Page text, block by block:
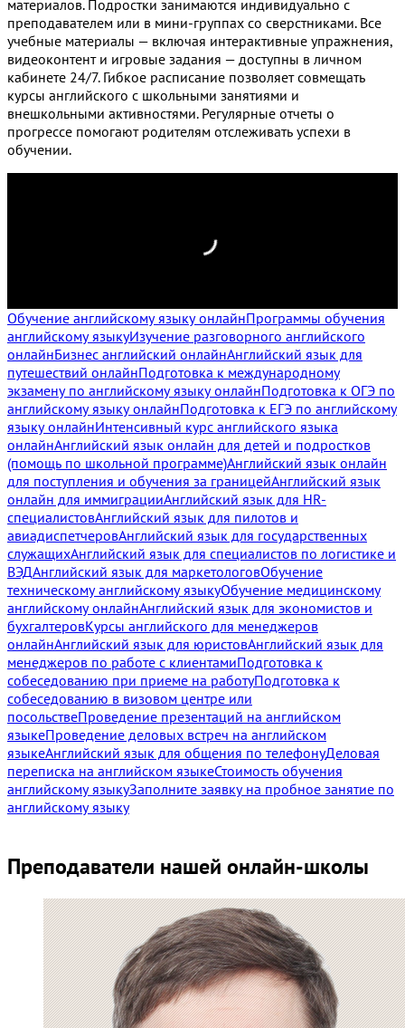
материалов. Подростки занимаются индивидуально с
преподавателем или в мини-группах со сверстниками. Все
учебные материалы — включая интерактивные упражнения,
видеоконтент и игровые задания — доступны в личном
кабинете 24/7. Гибкое расписание позволяет совмещать
курсы английского с школьными занятиями и
внешкольными активностями. Регулярные отчеты о
прогрессе помогают родителям отслеживать успехи в
обучении.
Обучение английскому языку онлайнПрограммы обучения
английскому языкуИзучение разговорного английского
онлайнБизнес английский онлайнАнглийский язык для
путешествий онлайнПодготовка к международному
экзамену по английскому языку онлайнПодготовка к ОГЭ по
английскому языку онлайнПодготовка к ЕГЭ по английскому
языку онлайнИнтенсивный курс английского языка
онлайнАнглийский язык онлайн для детей и подростков
(помощь по школьной программе)Английский язык онлайн
для поступления и обучения за границейАнглийский язык
онлайн для иммиграцииАнглийский язык для HR-
специалистовАнглийский язык для пилотов и
авиадиспетчеровАнглийский язык для государственных
служащихАнглийский язык для специалистов по логистике и
ВЭДАнглийский язык для маркетологовОбучение
техническому английскому языкуОбучение медицинскому
английскому онлайнАнглийский язык для экономистов и
бухгалтеровКурсы английского для менеджеров
онлайнАнглийский язык для юристовАнглийский язык для
менеджеров по работе с клиентамиПодготовка к
собеседованию при приеме на работуПодготовка к
собеседованию в визовом центре или
посольствеПроведение презентаций на английском
языкеПроведение деловых встреч на английском
языкеАнглийский язык для общения по телефонуДеловая
переписка на английском языкеСтоимость обучения
английскому языкуЗаполните заявку на пробное занятие по
английскому языку
Преподаватели нашей онлайн-школы